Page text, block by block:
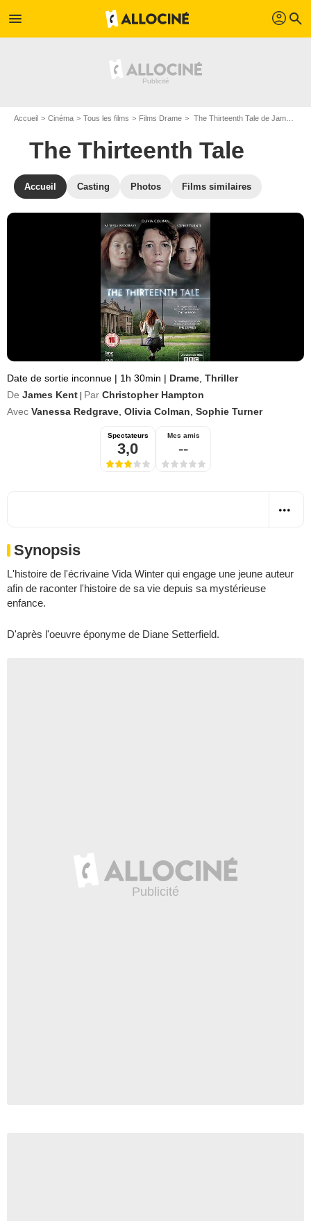
menu profil search
Accueil Cinéma Tous les films Films Drame The Thirteenth Tale de James Kent
The Thirteenth Tale
Accueil Casting Photos Films similaires
Date de sortie inconnue | 1h 30min | Drame Thriller
De James Kent Par Christopher Hampton
Avec Vanessa Redgrave Olivia Colman Sophie Turner
Spectateurs
3,0
Mes amis
--
Synopsis
L'histoire de l'écrivaine Vida Winter qui engage une jeune auteur
afin de raconter l'histoire de sa vie depuis sa mystérieuse
enfance.
D'après l'oeuvre éponyme de Diane Setterfield.